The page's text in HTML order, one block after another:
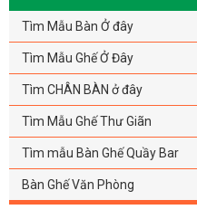
Tìm Mẫu Bàn Ở đây
Tìm Mẫu Ghế Ở Đây
Tìm CHÂN BÀN ở đây
Tìm Mẫu Ghế Thư Giãn
Tìm mẫu Bàn Ghế Quầy Bar
Bàn Ghế Văn Phòng